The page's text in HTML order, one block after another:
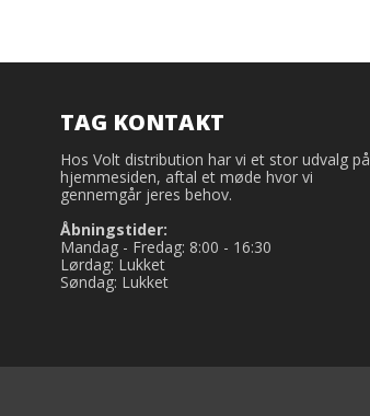
TAG KONTAKT
Hos Volt distribution har vi et stor udvalg på
hjemmesiden, aftal et møde hvor vi
gennemgår jeres behov.
Åbningstider:
Mandag - Fredag: 8:00 - 16:30
Lørdag: Lukket
Søndag: Lukket